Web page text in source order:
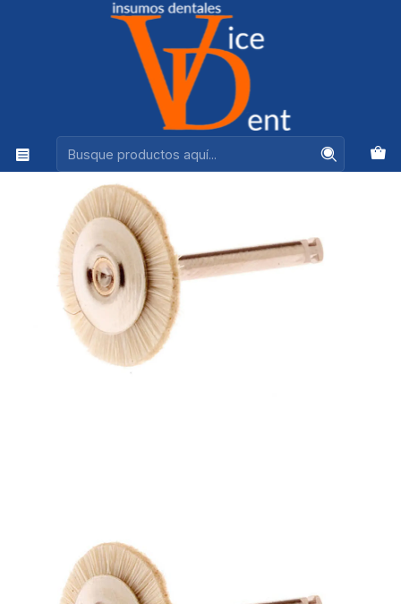
Ventas +56944575313
FRESAS Y PULIDO ESCOBILLA PELO DE CABRA B/V